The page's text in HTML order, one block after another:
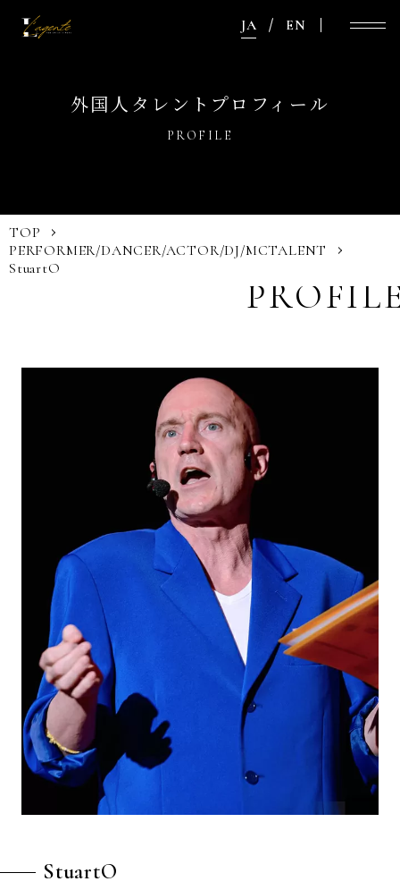
JA EN
外国人タレントプロフィール
PROFILE
TOP
PERFORMER/DANCER/ACTOR/DJ/MCTALENT
StuartO
StuartO